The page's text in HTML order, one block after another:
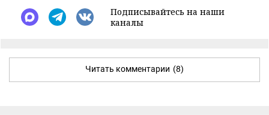
Подписывайтесь на наши
каналы
Читать комментарии (8)